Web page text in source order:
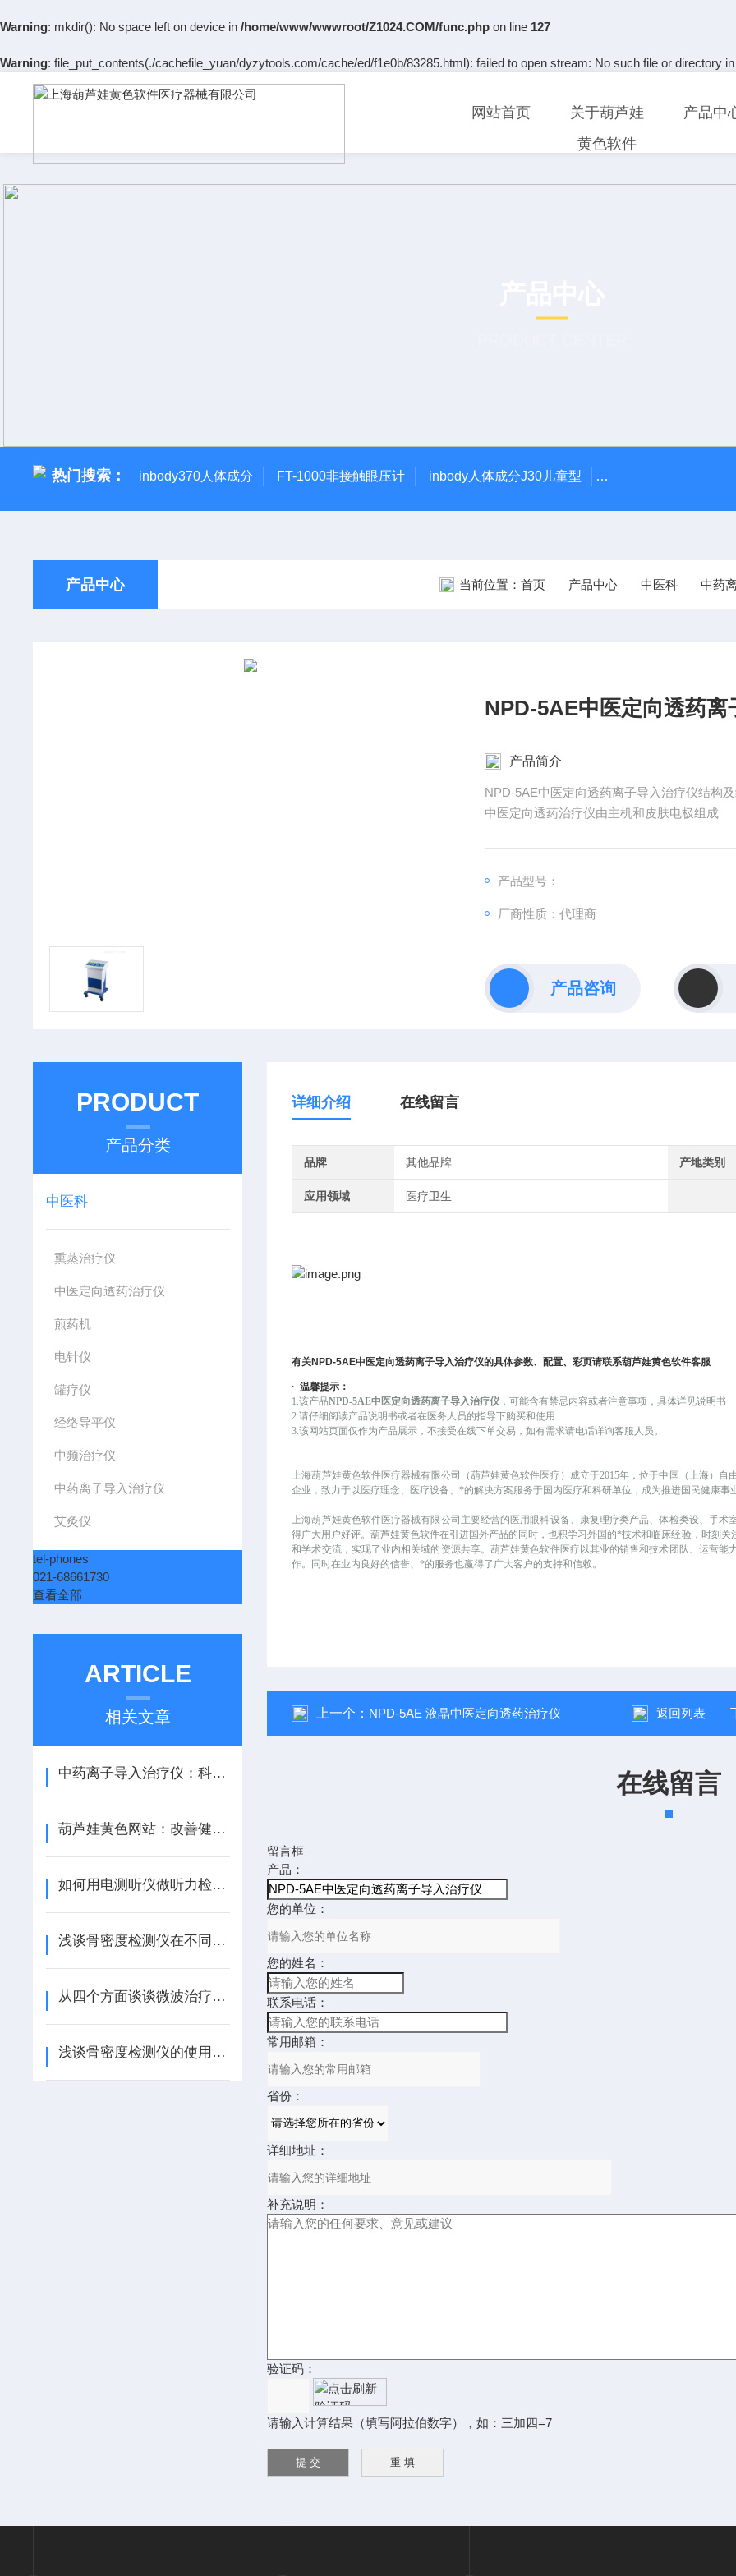
Warning: mkdir(): No space left on device in /home/www/wwwroot/Z1024.COM/func.php on line 127
Warning: file_put_contents(./cachefile_yuan/dyzytools.com/cache/ed/f1e0b/83285.html): failed to open stream: No such file or directory
网站首页
关于葫芦娃
黄色软件
产品中
热门搜索： inbody370人体成分 FT-1000非接触眼压计 inbody人体成分J30儿童型 5900型美国DJO吞咽
产品中心 当前位置： 首页 产品中心 中医科 中药
NPD-5AE中医定向透药离
产品简介
NPD-5AE中医定向透药离子导入治疗仪结构
中医定向透药治疗仪由主机和皮肤电极组成
产品型号：
厂商性质：代理商
产品咨询
PRODUCT
产品分类
中医科
熏蒸治疗仪
中医定向透药治疗仪
煎药机
电针仪
罐疗仪
经络导平仪
中频治疗仪
中药离子导入治疗仪
艾灸仪
tel-phones
021-68661730
查看全部
ARTICLE
相关文章
中药离子导入治疗仪：科技与传统医学的结合
葫芦娃黄色网站：改善健康管理的高精准产品
如何用电测听仪做听力检查呢？
浅谈骨密度检测仪在不同年龄人群身上的使用意义
从四个方面谈谈微波治疗仪的组成结构
浅谈骨密度检测仪的使用意义，你品，你细品
详细介绍 在线留言
品牌 其他品牌 产地类别
应用领域 医疗卫生
有关NPD-5AE中医定向透药离子导入治疗仪的具体参数、配置、彩页请联系葫芦娃黄色软件客服
·温馨提示：
1.该产品NPD-5AE中医定向透药离子导入治疗仪 ，可能含有禁忌内容或者注意事项，具体详见说明书
2.请仔细阅读产品说明书或者在医务人员的指导下购买和使用
3.该网站页面仅作为产品展示，不接受在线下单交易，如有需求请电话详询客服人员。
上海葫芦娃黄色软件医疗器械有限公司（葫芦娃黄色软件医疗）成立于2015年，位于中国（上海）自
企业，致力于以医疗理念、医疗设备、*的解决方案服务于国内医疗和科研单位，成为推进国民健康事
上海葫芦娃黄色软件医疗器械有限公司主要经营的医用眼科设备、康复理疗类产品、体检类设、手
得广大用户好评。葫芦娃黄色软件在引进国外产品的同时，也积学习外国的*技术和临床经验，时刻
和学术交流，实现了业内相关域的资源共享。葫芦娃黄色软件医疗以其业的销售和技术团队、运营
作。同时在业内良好的信誉、*的服务也赢得了广大客户的支持和信赖。
上一个： NPD-5AE 液晶中医定向透药治疗仪 返回列表
在线留言
留言框
产品：
您的单位：
您的姓名：
联系电话：
常用邮箱：
省份：
详细地址：
补充说明：
验证码：
请输入计算结果（填写阿拉伯数字），如：三加四=7